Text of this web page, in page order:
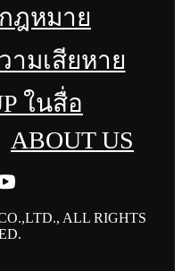
ฎหมาย
ามเสียหาย
ในสื่อ
ABOUT US
ALL RIGHTS